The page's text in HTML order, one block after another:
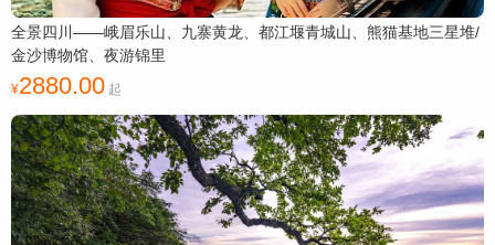
全景四川——峨眉乐山、九寨黄龙、都江堰青城山、熊猫基地三星堆/
金沙博物馆、夜游锦里
2880.00 起